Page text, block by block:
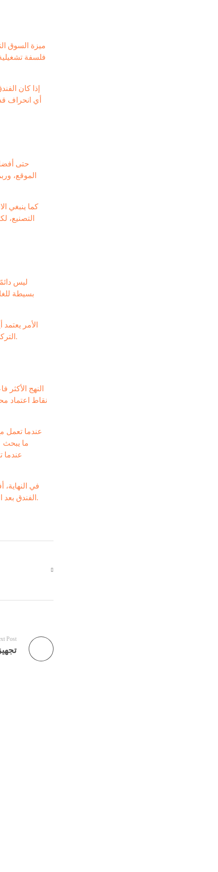
ميزة السوق
فلسفة
إذا كان
أي انحراف
حتى
الموقع،
كما ينبغي
التصنيع،
ليس
بسيطة
الأمر
، فغالبًا سيحصل على قيمة أعلى ومرونة أكبر ونتيجة أقرب إلى الرؤية الأصلية.
النهج الأكثر
نقاط اعتماد
عندما تعمل
ما يبحث
في
الفندق بعد الافتتاح لا قبله فقط. وإذا كان مشروعك يستحق توريدًا يعكس مستواه الحقيقي، فابدأ من المصدر الصحيح وبمنهجية تليق بحجم الاستثمار.
Post